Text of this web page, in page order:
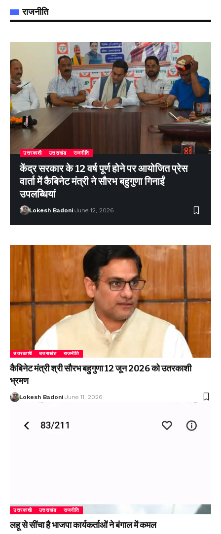
राजनीति
उत्तरकाशी उत्तराखंड राजनीति
केंद्र सरकार के 12 वर्ष पूर्ण होने पर आयोजित प्रेस
वार्ता में कैबिनेट मंत्री ने सौरभ बहुगुणा गिनाईं
उपलब्धियां
Lokesh Badoni June 12, 2026
उत्तरकाशी उत्तराखंड राजनीति
कैबिनेट मंत्री श्री सौरभ बहुगुणा 12 जून 2026 को उतरकाशी
भ्रमण
Lokesh Badoni June 11, 2026
उत्तरकाशी उत्तराखंड राजनीति
लहू से सींचा है भाजपा कार्यकर्ताओं ने बंगाल में कमल